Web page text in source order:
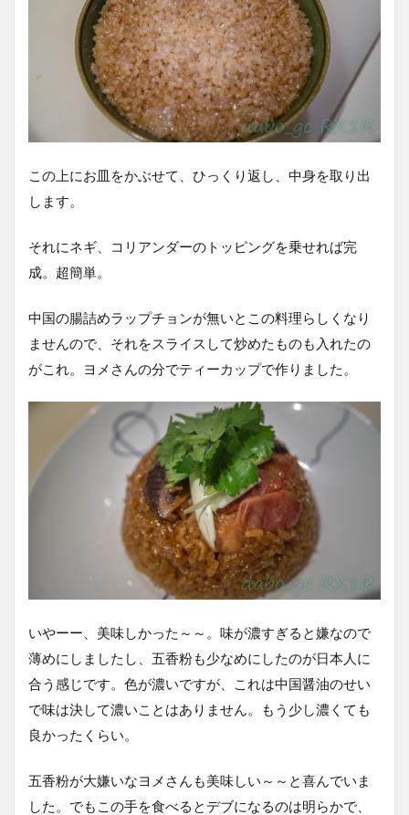
この上にお皿をかぶせて、ひっくり返し、中身を取り出
します。
それにネギ、コリアンダーのトッピングを乗せれば完
成。超簡単。
中国の腸詰めラップチョンが無いとこの料理らしくなり
ませんので、それをスライスして炒めたものも入れたの
がこれ。ヨメさんの分でティーカップで作りました。
いやーー、美味しかった～～。味が濃すぎると嫌なので
薄めにしましたし、五香粉も少なめにしたのが日本人に
合う感じです。色が濃いですが、これは中国醤油のせい
で味は決して濃いことはありません。もう少し濃くても
良かったくらい。
五香粉が大嫌いなヨメさんも美味しい～～と喜んでいま
した。でもこの手を食べるとデブになるのは明らかで、